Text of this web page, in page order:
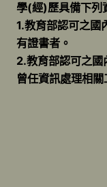
學(經)歷具備下列
1.教育部認可之國
有證書者。
2.教育部認可之國
曾任資訊處理相